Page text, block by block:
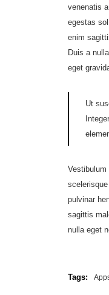
venenatis
egestas
enim
Duis a
eget
Ut
pulvinar
sagittis
nulla eget
Tags: